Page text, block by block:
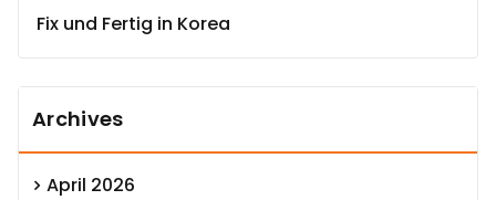
Fix und Fertig in Korea
Archives
April 2026